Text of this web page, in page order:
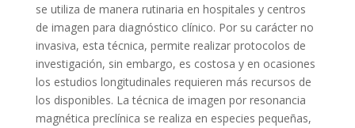
se utiliza de manera rutinaria en hospitales y centros
de imagen para diagnóstico clínico. Por su carácter no
invasiva, esta técnica, permite realizar protocolos de
investigación, sin embargo, es costosa y en ocasiones
los estudios longitudinales requieren más recursos de
los disponibles. La técnica de imagen por resonancia
magnética preclínica se realiza en especies pequeñas,